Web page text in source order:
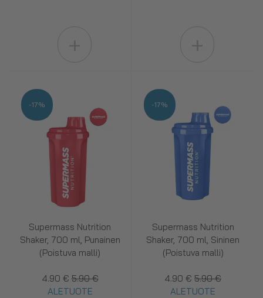
Supermass Nutrition
Shaker, 700 ml, Punainen
(Poistuva malli)
4.90 € 5.90 €
ALETUOTE
-17%
Supermass Nutrition
Shaker, 700 ml, Sininen
(Poistuva malli)
4.90 € 5.90 €
ALETUOTE
-17%